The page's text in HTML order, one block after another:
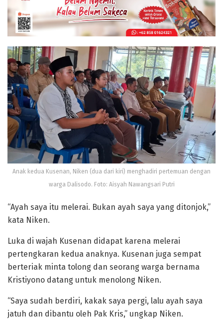
Anak kedua Kusenan, Niken (dua dari kiri) menghadiri pertemuan dengan
warga Dalisodo. Foto: Aisyah Nawangsari Putri
“Ayah saya itu melerai. Bukan ayah saya yang ditonjok,”
kata Niken.
Luka di wajah Kusenan didapat karena melerai
pertengkaran kedua anaknya. Kusenan juga sempat
berteriak minta tolong dan seorang warga bernama
Kristiyono datang untuk menolong Niken.
“Saya sudah berdiri, kakak saya pergi, lalu ayah saya
jatuh dan dibantu oleh Pak Kris,” ungkap Niken.